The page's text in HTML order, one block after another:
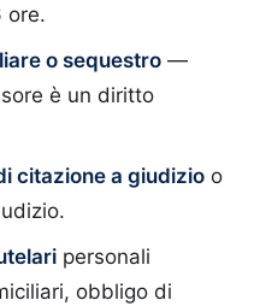
ore.
o sequestro —
è un diritto
citazione a giudizio o
personali
obbligo di